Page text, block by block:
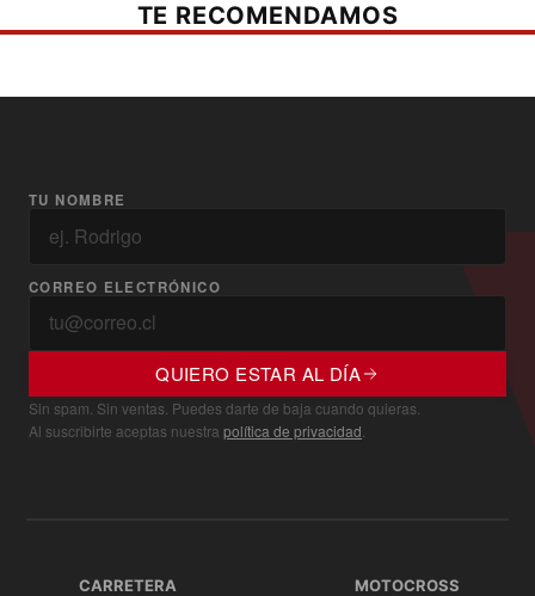
TE RECOMENDAMOS
TU NOMBRE
CORREO ELECTRÓNICO
QUIERO ESTAR AL DÍA
Sin spam. Sin ventas. Puedes darte de baja cuando quieras.
Al suscribirte aceptas nuestra política de privacidad
CARRETERA MOTOCROSS